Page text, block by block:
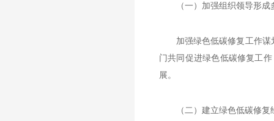
（一）加强组织领导形
加强绿色低碳修复工作
门共同促进绿色低碳修复工
展。
（二）建立绿色低碳修